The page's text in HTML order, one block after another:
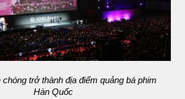
chóng trở thành địa điểm quảng bá phim
Hàn Quốc